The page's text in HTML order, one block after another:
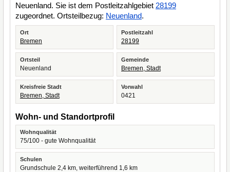
Neuenland. Sie ist dem Postleitzahlgebiet 28199
zugeordnet. Ortsteilbezug: Neuenland.
Ort
Bremen
Postleitzahl
28199
Ortsteil
Neuenland
Gemeinde
Bremen, Stadt
Kreisfreie Stadt
Bremen, Stadt
Vorwahl
0421
Wohn- und Standortprofil
Wohnqualität
75/100 - gute Wohnqualität
Schulen
Grundschule 2,4 km, weiterführend 1,6 km